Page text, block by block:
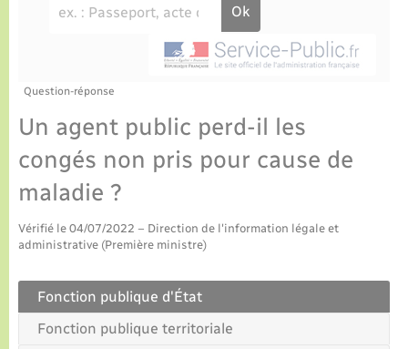
La Communauté de communes
La gazette – Bulletin municipal
Actualités
Agenda
Certificat d’immatriculation
Concessions funéraires
Collecte des déchets
Usages à respecter (bruit, brûlage, élagage)
Frelon asiatique
Sécurité - Prévention
Seniors
Transports
Numérique
Aides à l’habitat
Eau - Assainissement
Voirie et espace public
Question-réponse
Un agent public perd-il les
congés non pris pour cause de
maladie ?
Vérifié le 04/07/2022 – Direction de l'information légale et
administrative (Première ministre)
Fonction publique d'État
Fonction publique territoriale